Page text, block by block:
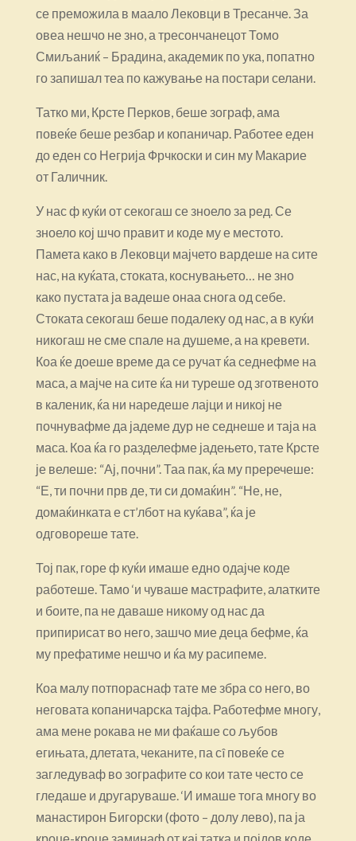
се преможила в маало Лековци в Тресанче. За
овеа нешчо не зно, а тресончанецот Томо
Смиљаниќ – Брадина, академик по ука, попатно
го запишал теа по кажување на постари селани.
Татко ми, Крсте Перков, беше зограф, ама
повеќе беше резбар и копаничар. Работее еден
до еден со Негрија Фрчкоски и син му Макарие
от Галичник.
У нас ф куќи от секогаш се зноело за ред. Се
зноело кој шчо правит и коде му е местото.
Памета како в Лековци мајчето вардеше на сите
нас, на куќата, стоката, коснувањето… не зно
како пустата ја вадеше онаа снога од себе.
Стоката секогаш беше подалеку од нас, а в куќи
никогаш не сме спале на душеме, а на кревети.
Коа ќе доеше време да се ручат ќа седнефме на
маса, а мајче на сите ќа ни туреше од зготвеното
в каленик, ќа ни наредеше лајци и никој не
почнувафме да јадеме дур не седнеше и таја на
маса. Коа ќа го разделефме јадењето, тате Крсте
је велеше: “Ај, почни”. Таа пак, ќа му преречеше:
“Е, ти почни прв де, ти си домаќин”. “Не, не,
домаќинката е ст’лбот на куќава”, ќа је
одговореше тате.
Тој пак, горе ф куќи имаше едно одајче коде
работеше. Тамо ‘и чуваше мастрафите, алатките
и боите, па не даваше никому од нас да
припирисат во него, зашчо мие деца бефме, ќа
му префатиме нешчо и ќа му расипеме.
Коа малу потпораснаф тате ме збра со него, во
неговата копаничарска тајфа. Работефме многу,
ама мене рокава не ми фаќаше со љубов
егињата, длетата, чеканите, па сî повеќе се
загледуваф во зографите со кои тате често се
гледаше и другаруваше. ‘И имаше тога многу во
манастирон Бигорски (фото – долу лево), па ја
кроце-кроце заминаф от кај татка и појдов коде